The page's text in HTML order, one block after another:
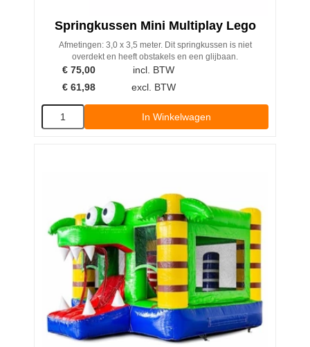
Springkussen Mini Multiplay Lego
Afmetingen: 3,0 x 3,5 meter. Dit springkussen is niet
overdekt en heeft obstakels en een glijbaan.
€ 75,00
incl. BTW
€ 61,98 excl. BTW
In Winkelwagen